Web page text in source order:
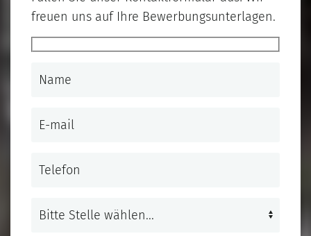
freuen uns auf Ihre Bewerbungsunterlagen.